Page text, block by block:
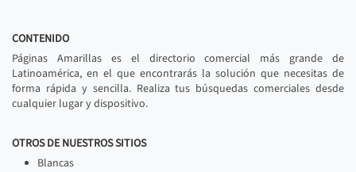
CONTENIDO
Páginas Amarillas es el directorio comercial más grande de
Latinoamérica, en el que encontrarás la solución que necesitas de
forma rápida y sencilla. Realiza tus búsquedas comerciales desde
cualquier lugar y dispositivo.
OTROS DE NUESTROS SITIOS
Blancas